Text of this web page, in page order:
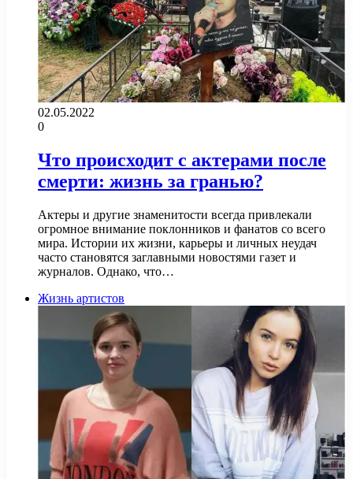
02.05.2022
0
Что происходит с актерами после
смерти: жизнь за гранью?
Актеры и другие знаменитости всегда привлекали
огромное внимание поклонников и фанатов со всего
мира. Истории их жизни, карьеры и личных неудач
часто становятся заглавными новостями газет и
журналов. Однако, что…
Жизнь артистов